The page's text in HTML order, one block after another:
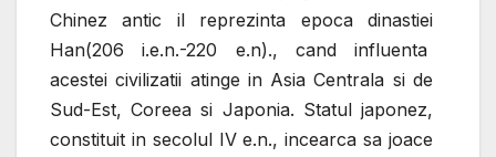
Chinez antic il reprezinta epoca dinastiei
Han(206 i.e.n.-220 e.n)., cand influenta
acestei civilizatii atinge in Asia Centrala si de
Sud-Est, Coreea si Japonia. Statul japonez,
constituit in secolul IV e.n., incearca sa joace